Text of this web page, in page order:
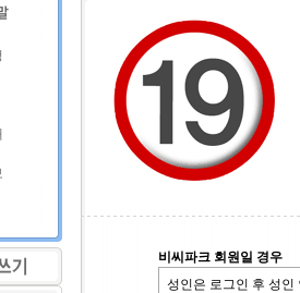
비씨파크 회원일 경우
성인은 로그인 후 성인